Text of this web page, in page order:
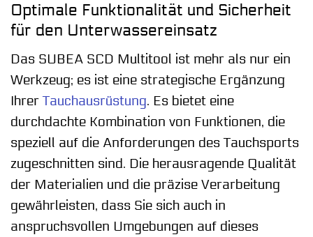
Optimale Funktionalität und Sicherheit
für den Unterwassereinsatz
Das SUBEA SCD Multitool ist mehr als nur ein
Werkzeug; es ist eine strategische Ergänzung
Ihrer Tauchausrüstung. Es bietet eine
durchdachte Kombination von Funktionen, die
speziell auf die Anforderungen des Tauchsports
zugeschnitten sind. Die herausragende Qualität
der Materialien und die präzise Verarbeitung
gewährleisten, dass Sie sich auch in
anspruchsvollen Umgebungen auf dieses